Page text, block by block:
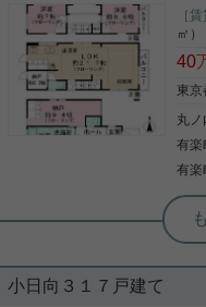
「
な収
もお
な設
置き場も
お気
写真(9)
茗荷
西向き、角
お荷
洗面台
用
5021
実用春日ホーム 春日町店
設
人
［
㎡）
40
東
丸ノ
有楽
有楽
実用春日ホーム 茗荷谷店
小日向３１７戸建て